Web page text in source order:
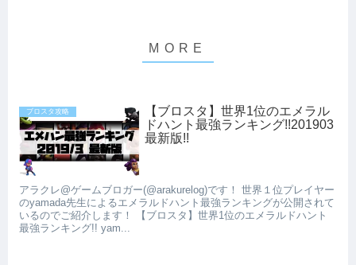
ブロスタ攻略
【ブロスタ】世界1位のエメラル
ドハント最強ランキング!!201903
最新版!!
アラクレ@ゲームブロガー(@arakurelog)です！ 世界１位プレイヤー
のyamada先生によるエメラルドハント最強ランキングが公開されて
いるのでご紹介します！ 【ブロスタ】世界1位のエメラルドハント
最強ランキング!! yam...